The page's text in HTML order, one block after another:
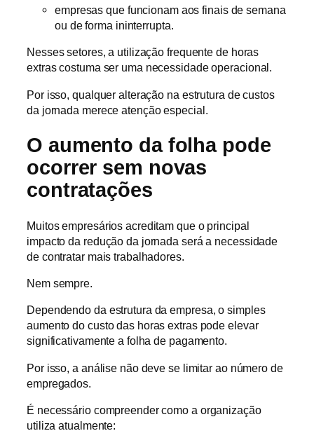
empresas que funcionam aos finais de semana
ou de forma ininterrupta.
Nesses setores, a utilização frequente de horas
extras costuma ser uma necessidade operacional.
Por isso, qualquer alteração na estrutura de custos
da jornada merece atenção especial.
O aumento da folha pode
ocorrer sem novas
contratações
Muitos empresários acreditam que o principal
impacto da redução da jornada será a necessidade
de contratar mais trabalhadores.
Nem sempre.
Dependendo da estrutura da empresa, o simples
aumento do custo das horas extras pode elevar
significativamente a folha de pagamento.
Por isso, a análise não deve se limitar ao número de
empregados.
É necessário compreender como a organização
utiliza atualmente: